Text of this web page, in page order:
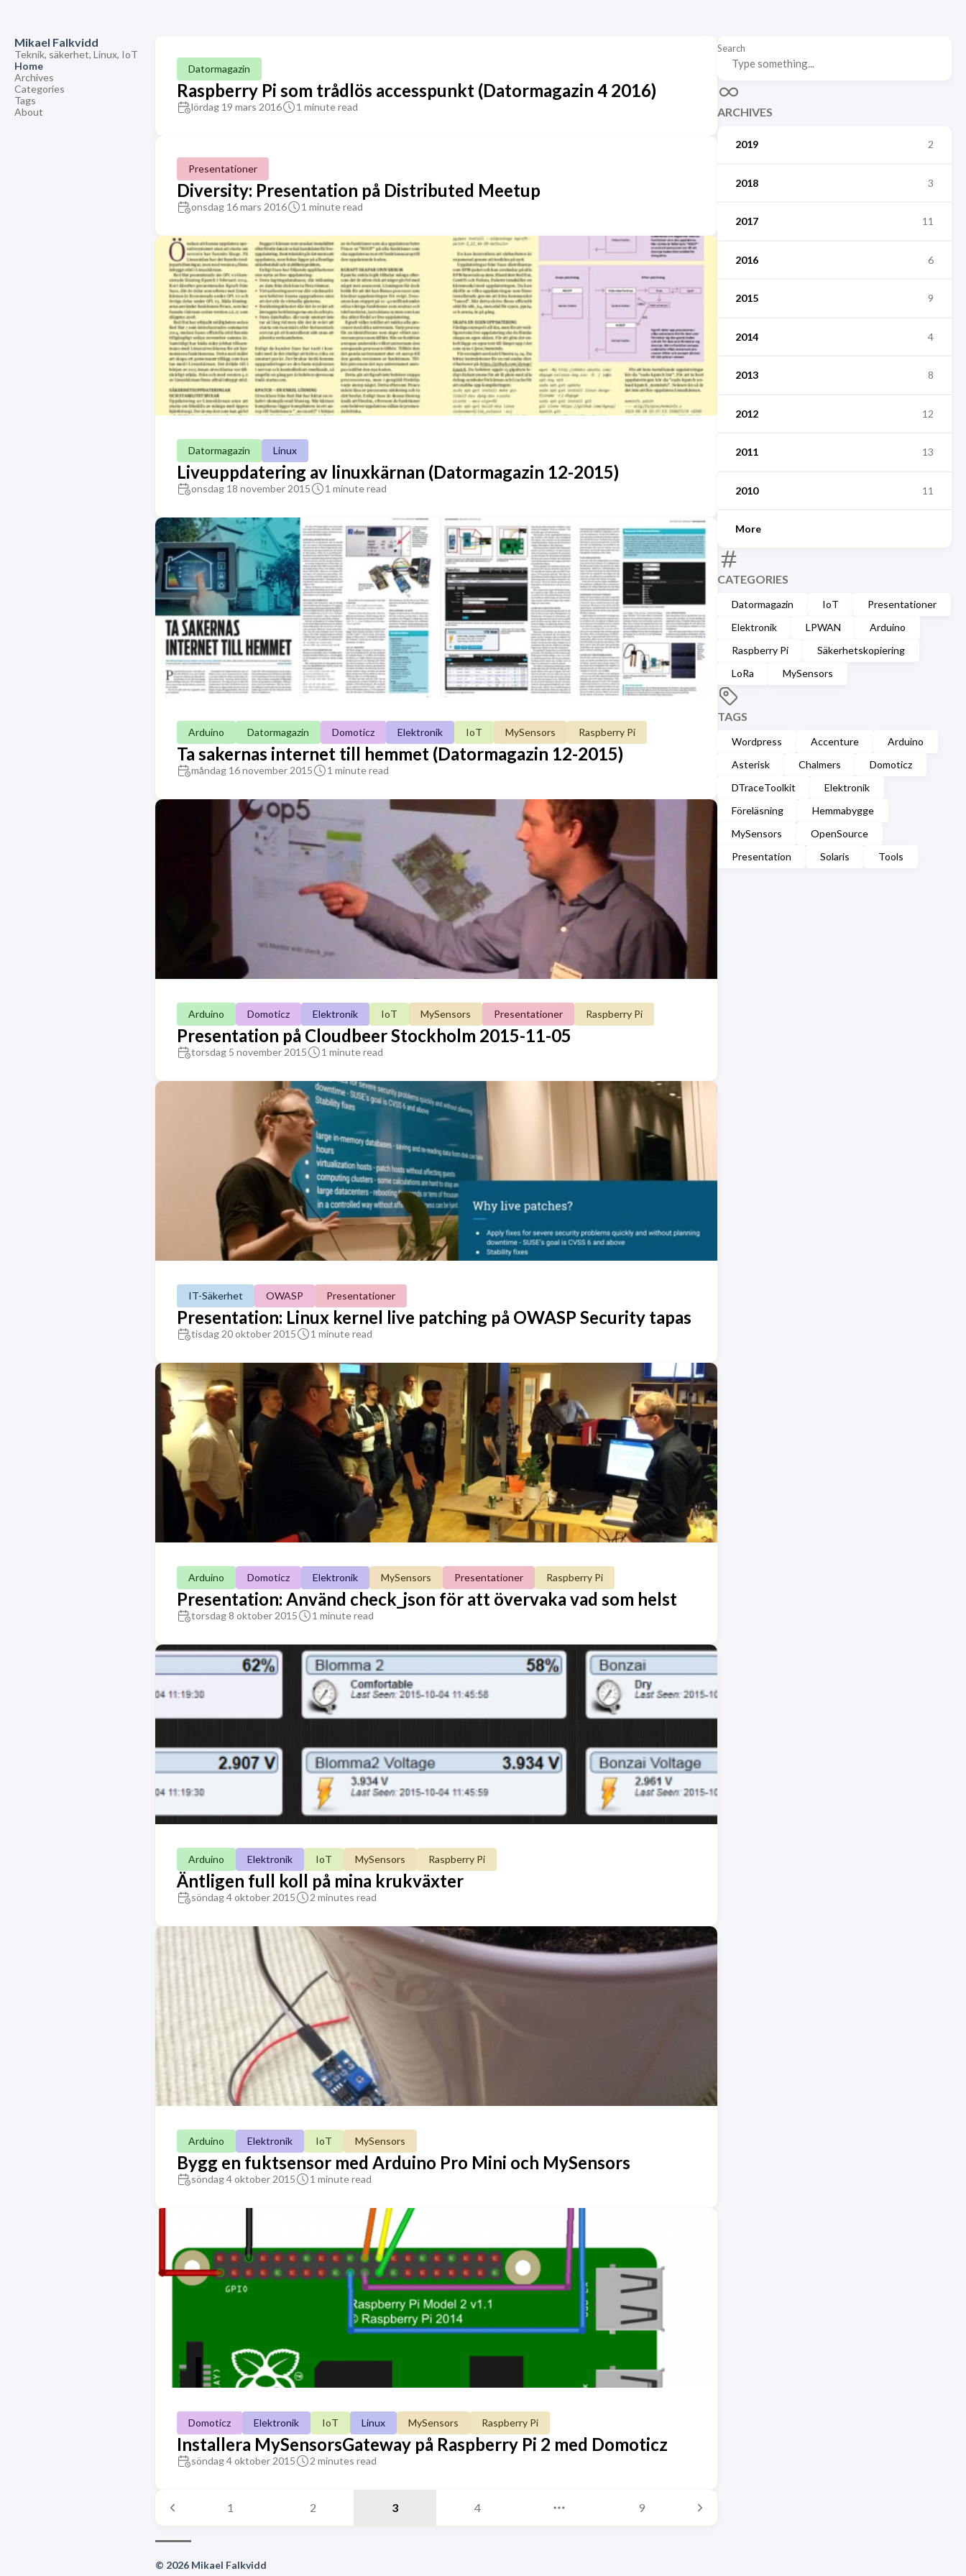
Mikael Falkvidd
Teknik, säkerhet, Linux, IoT
Home
Archives
Categories
Tags
About
Search
ARCHIVES
2019 2
2018 3
2017 11
2016 6
2015 9
2014 4
2013 8
2012 12
2011 13
2010 11
More
CATEGORIES
Datormagazin IoT
Presentationer
Elektronik
LPWAN
Arduino
Raspberry Pi
Säkerhetskopiering
LoRa
MySensors
TAGS
Wordpress Accenture
Arduino
Asterisk
Chalmers
Domoticz
DTraceToolkit
Elektronik
Föreläsning
Hemmabygge
MySensors
OpenSource
Presentation
Solaris Tools
Datormagazin
Raspberry Pi som trådlös accesspunkt (Datormagazin 4 2016)
lördag 19 mars 2016 1 minute read
Presentationer
Diversity: Presentation på Distributed Meetup
onsdag 16 mars 2016 1 minute read
Datormagazin Linux
Liveuppdatering av linuxkärnan (Datormagazin 12-2015)
onsdag 18 november 2015 1 minute read
Arduino Datormagazin Domoticz Elektronik IoT MySensors Raspberry Pi
Ta sakernas internet till hemmet (Datormagazin 12-2015)
måndag 16 november 2015 1 minute read
Arduino Domoticz Elektronik IoT MySensors Presentationer Raspberry Pi
Presentation på Cloudbeer Stockholm 2015-11-05
torsdag 5 november 2015 1 minute read
IT-Säkerhet OWASP Presentationer
Presentation: Linux kernel live patching på OWASP Security tapas
tisdag 20 oktober 2015 1 minute read
Arduino Domoticz Elektronik MySensors Presentationer Raspberry Pi
Presentation: Använd check_json för att övervaka vad som helst
torsdag 8 oktober 2015 1 minute read
Arduino Elektronik IoT MySensors Raspberry Pi
Äntligen full koll på mina krukväxter
söndag 4 oktober 2015 2 minutes read
Arduino Elektronik IoT MySensors
Bygg en fuktsensor med Arduino Pro Mini och MySensors
söndag 4 oktober 2015 1 minute read
Domoticz Elektronik IoT Linux MySensors Raspberry Pi
Installera MySensorsGateway på Raspberry Pi 2 med Domoticz
söndag 4 oktober 2015 2 minutes read
1 2 3 4 9
© 2026 Mikael Falkvidd